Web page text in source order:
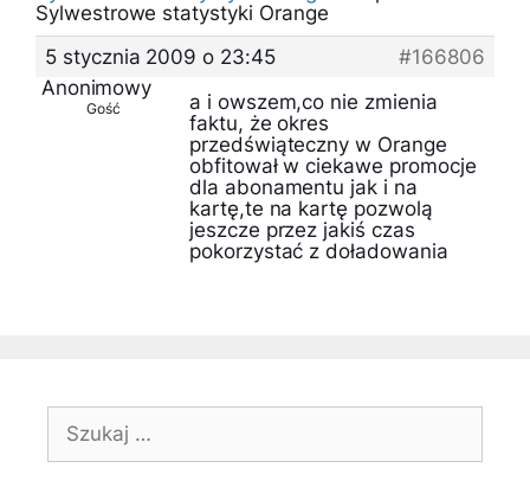
Sylwestrowe statystyki Orange
5 stycznia 2009 o 23:45
#166806
Anonimowy
Gość
a i owszem,co nie zmienia
faktu, że okres
przedświąteczny w Orange
obfitował w ciekawe promocje
dla abonamentu jak i na
kartę,te na kartę pozwolą
jeszcze przez jakiś czas
pokorzystać z doładowania
Szukaj: